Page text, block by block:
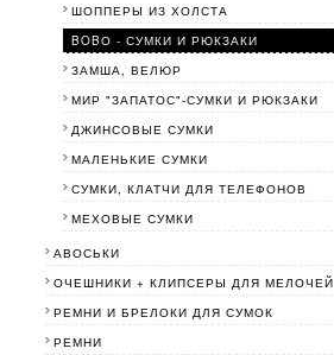
ШОППЕРЫ ИЗ ХОЛСТА
BOBО - СУМКИ И РЮКЗАКИ
ЗАМША, ВЕЛЮР
МИР "ЗАПАТОС"-СУМКИ И РЮКЗАКИ
ДЖИНСОВЫЕ СУМКИ
МАЛЕНЬКИЕ СУМКИ
СУМКИ, КЛАТЧИ ДЛЯ ТЕЛЕФОНОВ
МЕХОВЫЕ СУМКИ
АВОСЬКИ
ОЧЕШНИКИ + КЛИПСЕРЫ ДЛЯ МЕЛОЧЕЙ
РЕМНИ И БРЕЛОКИ ДЛЯ СУМОК
РЕМНИ